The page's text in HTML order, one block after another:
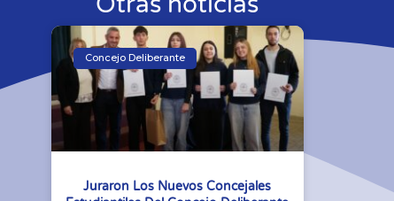
Concejo Deliberante
Juraron Los Nuevos Concejales